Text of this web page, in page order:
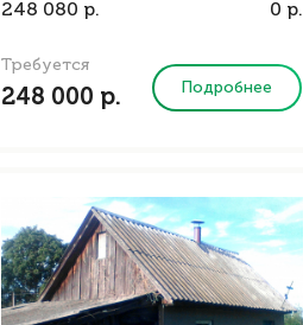
248 080 р. 0 р.
Требуется
248 000 р. Подробнее